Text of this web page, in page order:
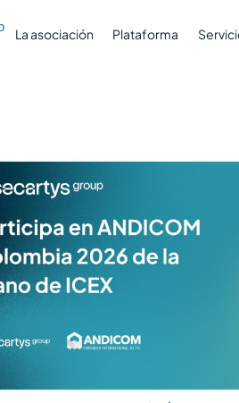
La asociación Plataforma